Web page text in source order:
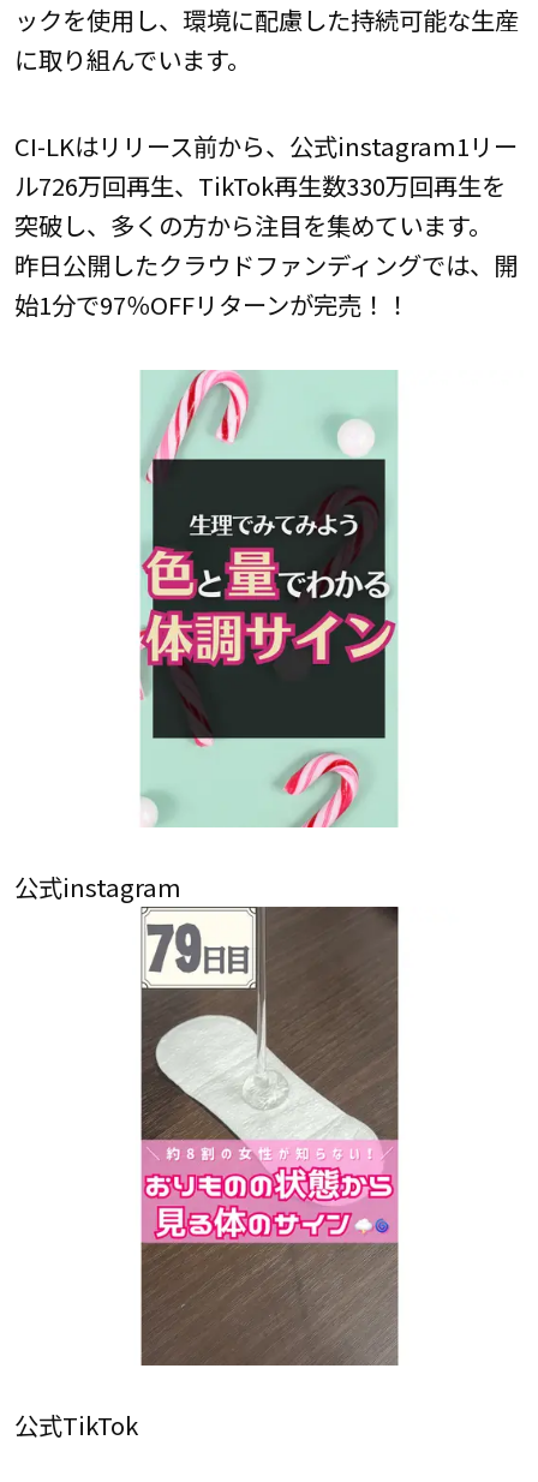
ックを使用し、環境に配慮した持続可能な生産
に取り組んでいます。
CI-LKはリリース前から、公式instagram1リー
ル726万回再生、TikTok再生数330万回再生を
突破し、多くの方から注目を集めています。
昨日公開したクラウドファンディングでは、開
始1分で97％OFFリターンが完売！！
公式instagram
公式TikTok